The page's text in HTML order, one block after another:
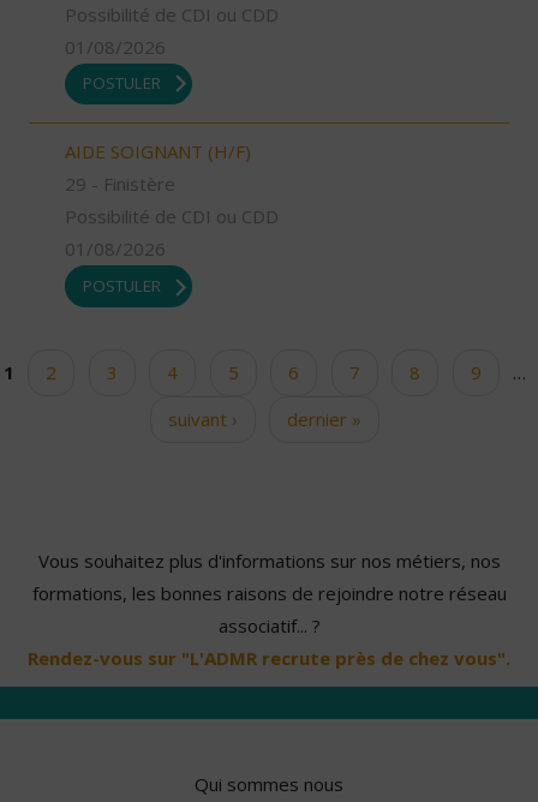
Possibilité de CDI ou CDD
01/08/2026
POSTULER
AIDE SOIGNANT (H/F)
29 - Finistère
Possibilité de CDI ou CDD
01/08/2026
POSTULER
Pages
1 2 3 4 5 6 7 8 9
…
suivant ›
dernier »
Vous souhaitez plus d'informations sur nos métiers, nos
formations, les bonnes raisons de rejoindre notre réseau
associatif... ?
Rendez-vous sur "L'ADMR recrute près de chez vous".
Qui sommes nous